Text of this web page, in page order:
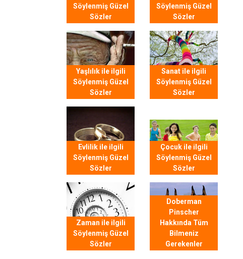
Söylenmiş Güzel
Sözler
Söylenmiş Güzel
Sözler
Yaşlılık ile ilgili
Söylenmiş Güzel
Sözler
Sanat ile ilgili
Söylenmiş Güzel
Sözler
Evlilik ile ilgili
Söylenmiş Güzel
Sözler
Çocuk ile ilgili
Söylenmiş Güzel
Sözler
Zaman ile ilgili
Söylenmiş Güzel
Sözler
Doberman
Pinscher
Hakkında Tüm
Bilmeniz
Gerekenler